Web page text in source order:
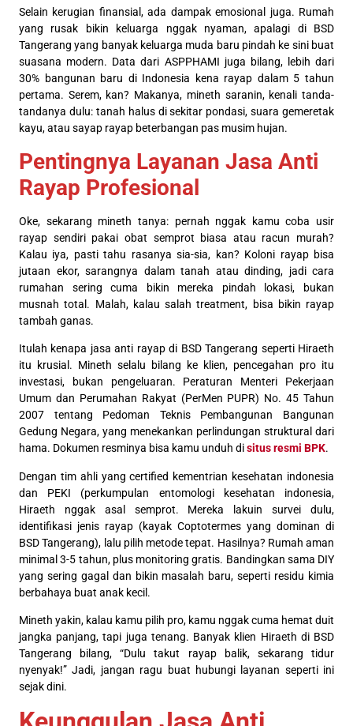
Selain kerugian finansial, ada dampak emosional juga. Rumah
yang rusak bikin keluarga nggak nyaman, apalagi di BSD
Tangerang yang banyak keluarga muda baru pindah ke sini buat
suasana modern. Data dari ASPPHAMI juga bilang, lebih dari
30% bangunan baru di Indonesia kena rayap dalam 5 tahun
pertama. Serem, kan? Makanya, mineth saranin, kenali tanda-
tandanya dulu: tanah halus di sekitar pondasi, suara gemeretak
kayu, atau sayap rayap beterbangan pas musim hujan.
Pentingnya Layanan Jasa Anti
Rayap Profesional
Oke, sekarang mineth tanya: pernah nggak kamu coba usir
rayap sendiri pakai obat semprot biasa atau racun murah?
Kalau iya, pasti tahu rasanya sia-sia, kan? Koloni rayap bisa
jutaan ekor, sarangnya dalam tanah atau dinding, jadi cara
rumahan sering cuma bikin mereka pindah lokasi, bukan
musnah total. Malah, kalau salah treatment, bisa bikin rayap
tambah ganas.
Itulah kenapa jasa anti rayap di BSD Tangerang seperti Hiraeth
itu krusial. Mineth selalu bilang ke klien, pencegahan pro itu
investasi, bukan pengeluaran. Peraturan Menteri Pekerjaan
Umum dan Perumahan Rakyat (PerMen PUPR) No. 45 Tahun
2007 tentang Pedoman Teknis Pembangunan Bangunan
Gedung Negara, yang menekankan perlindungan struktural dari
hama. Dokumen resminya bisa kamu unduh disitus resmi BPK.
Dengan tim ahli yang certified kementrian kesehatan indonesia
dan PEKI (perkumpulan entomologi kesehatan indonesia,
Hiraeth nggak asal semprot. Mereka lakuin survei dulu,
identifikasi jenis rayap (kayak Coptotermes yang dominan di
BSD Tangerang), lalu pilih metode tepat. Hasilnya? Rumah aman
minimal 3-5 tahun, plus monitoring gratis. Bandingkan sama DIY
yang sering gagal dan bikin masalah baru, seperti residu kimia
berbahaya buat anak kecil.
Mineth yakin, kalau kamu pilih pro, kamu nggak cuma hemat duit
jangka panjang, tapi juga tenang. Banyak klien Hiraeth di BSD
Tangerang bilang, “Dulu takut rayap balik, sekarang tidur
nyenyak!” Jadi, jangan ragu buat hubungi layanan seperti ini
sejak dini.